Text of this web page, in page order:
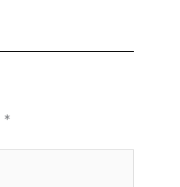
*